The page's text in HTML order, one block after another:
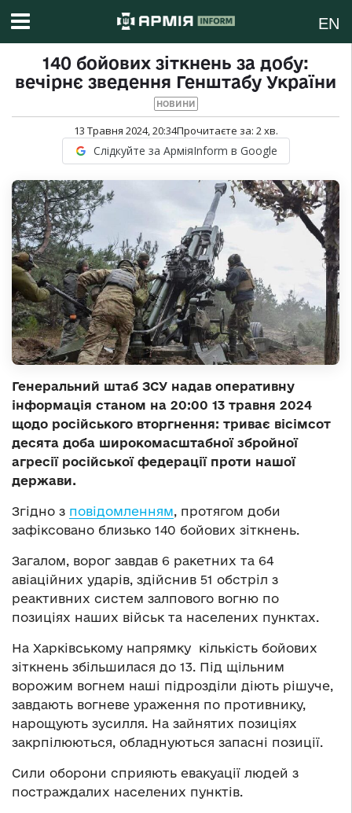
EN
140 бойових зіткнень за добу:
вечірнє зведення Генштабу України
НОВИНИ
13 Травня 2024, 20:34Прочитаєте за: 2хв.
Слідкуйте за АрміяInform в Google
Генеральний штаб ЗСУ надав оперативну
інформація станом на 20:00 13 травня 2024
щодо російського вторгнення: триває вісімсот
десята доба широкомасштабної збройної
агресії російської федерації проти нашої
держави.
Згідно з повідомленням, протягом доби
зафіксовано близько 140 бойових зіткнень.
Загалом, ворог завдав 6 ракетних та 64
авіаційних ударів, здійснив 51 обстріл з
реактивних систем залпового вогню по
позиціях наших військ та населених пунктах.
На Харківському напрямку кількість бойових
зіткнень збільшилася до 13. Під щільним
ворожим вогнем наші підрозділи діють рішуче,
завдають вогневе ураження по противнику,
нарощують зусилля. На зайнятих позиціях
закрпілюються, обладнуються запасні позиції.
Сили оборони сприяють евакуації людей з
постраждалих населених пунктів.